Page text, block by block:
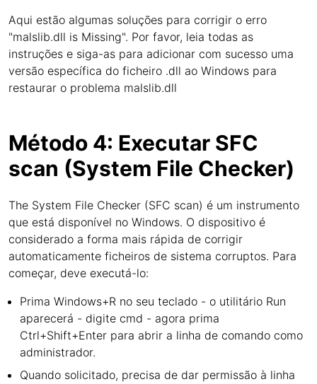
Aqui estão algumas soluções para corrigir o erro
"malslib.dll is Missing". Por favor, leia todas as
instruções e siga-as para adicionar com sucesso uma
versão específica do ficheiro .dll ao Windows para
restaurar o problema malslib.dll
Método 4: Executar SFC
scan (System File Checker)
The System File Checker (SFC scan) é um instrumento
que está disponível no Windows. O dispositivo é
considerado a forma mais rápida de corrigir
automaticamente ficheiros de sistema corruptos. Para
começar, deve executá-lo:
Prima Windows+R no seu teclado - o utilitário Run
aparecerá - digite cmd - agora prima
Ctrl+Shift+Enter para abrir a linha de comando como
administrador.
Quando solicitado, precisa de dar permissão à linha